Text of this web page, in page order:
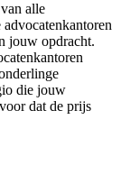
alle
jouw opdracht.
die jouw
dat de prijs